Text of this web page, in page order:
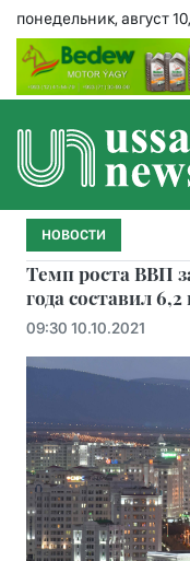
понедельник, август
НОВОСТИ
Темп роста ВВП
года составил
09:30 10.10.2021